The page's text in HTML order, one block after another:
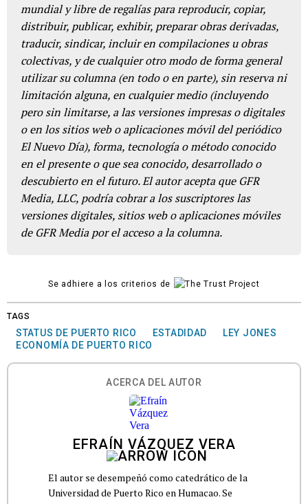
mundial y libre de regalías para reproducir, copiar,
distribuir, publicar, exhibir, preparar obras derivadas,
traducir, sindicar, incluir en compilaciones u obras
colectivas, y de cualquier otro modo de forma general
utilizar su columna (en todo o en parte), sin reserva ni
limitación alguna, en cualquier medio (incluyendo
pero sin limitarse, a las versiones impresas o digitales
o en los sitios web o aplicaciones móvil del periódico
El Nuevo Día), forma, tecnología o método conocido
en el presente o que sea conocido, desarrollado o
descubierto en el futuro. El autor acepta que GFR
Media, LLC, podría cobrar a los suscriptores las
versiones digitales, sitios web o aplicaciones móviles
de GFR Media por el acceso a la columna.
Se adhiere a los criterios de
TAGS
STATUS DE PUERTO RICO ESTADIDAD
LEY JONES
ECONOMÍA DE PUERTO RICO
ACERCA DEL AUTOR
EFRAÍN VÁZQUEZ VERA
El autor se desempeñó como catedrático de la
Universidad de Puerto Rico en Humacao. Se